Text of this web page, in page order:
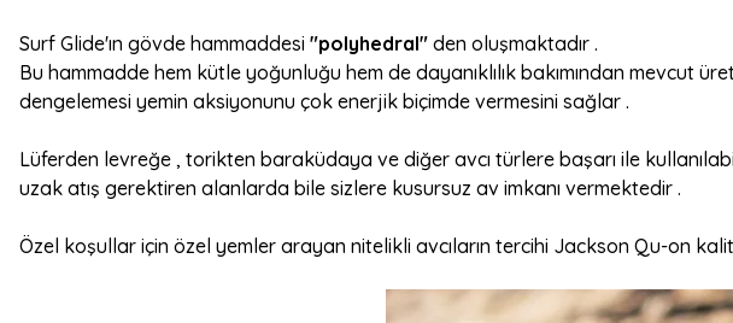
Surf Glide'ın gövde hammaddesi "polyhedral" den oluşmaktadır .
Bu hammadde hem kütle yoğunluğu hem de dayanıklılık bakımından mevcut
dengelemesi yemin aksiyonunu çok enerjik biçimde vermesini sağlar .
Lüferden levreğe , torikten baraküdaya ve diğer avcı türlere başarı ile
uzak atış gerektiren alanlarda bile sizlere kusursuz av imkanı vermektedir .
Özel koşullar için özel yemler arayan nitelikli avcıların tercihi Jackson Qu-on